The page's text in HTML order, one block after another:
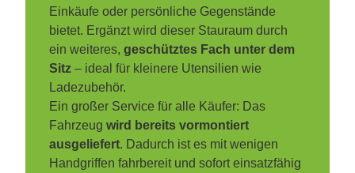
Einkäufe oder persönliche Gegenstände
bietet. Ergänzt wird dieser Stauraum durch
ein weiteres,geschütztes Fach unter dem
Sitz – ideal für kleinere Utensilien wie
Ladezubehör.
Ein großer Service für alle Käufer: Das
Fahrzeugwird bereits vormontiert
ausgeliefert. Dadurch ist es mit wenigen
Handgriffen fahrbereit und sofort einsatzfähig